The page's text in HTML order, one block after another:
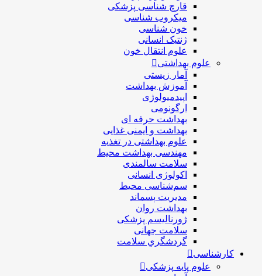
قارچ شناسی پزشکی
ميكروب شناسی
خون شناسی
ژنتیک انسانی
علوم انتقال خون
علوم بهداشتی
آمار زیستی
آموزش بهداشت
اپیدمیولوژی
ارگونومی
بهداشت حرفه ای
بهداشت و ایمنی غذایی
علوم بهداشتی در تغذیه
مهندسی بهداشت محيط
سلامت سالمندی
اکولوژی انسانی
سم‌شناسی محیط
مدیریت پسماند
بهداشت روان
ژورنالیسم پزشکی
سلامت جهانی
گردشگري سلامت
کارشناسی
علوم پایه پزشکی